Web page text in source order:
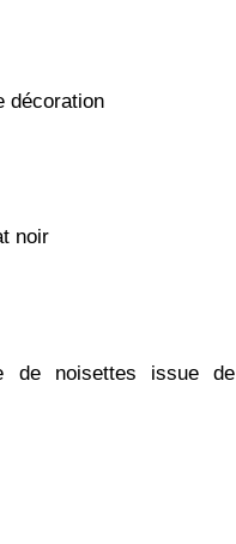
décoration
noir
de noisettes issue de